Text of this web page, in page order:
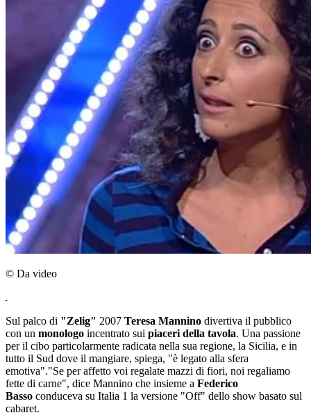
© Da video
Sul palco di "Zelig" 2007 Teresa Mannino divertiva il pubblico
con un monologo incentrato sui piaceri della tavola. Una passione
per il cibo particolarmente radicata nella sua regione, la Sicilia, e in
tutto il Sud dove il mangiare, spiega, "è legato alla sfera
emotiva"."Se per affetto voi regalate mazzi di fiori, noi regaliamo
fette di carne", dice Mannino che insieme a Federico
Basso conduceva su Italia 1 la versione "Off" dello show basato sul
cabaret.